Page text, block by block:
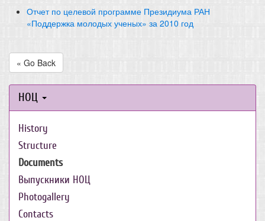
Отчет по целевой программе Президиума РАН
«Поддержка молодых ученых» за 2010 год
« Go Back
НОЦ
History
Structure
Documents
Выпускники НОЦ
Photogallery
Contacts